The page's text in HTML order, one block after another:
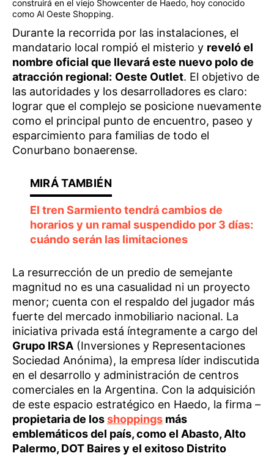
construirá en el viejo Showcenter de Haedo, hoy conocido
como Al Oeste Shopping.
Durante la recorrida por las instalaciones, el
mandatario local rompió el misterio y reveló el
nombre oficial que llevará este nuevo polo de
atracción regional: Oeste Outlet. El objetivo de
las autoridades y los desarrolladores es claro:
lograr que el complejo se posicione nuevamente
como el principal punto de encuentro, paseo y
esparcimiento para familias de todo el
Conurbano bonaerense.
El tren Sarmiento tendrá cambios de
horarios y un ramal suspendido por 3 días:
cuándo serán las limitaciones
La resurrección de un predio de semejante
magnitud no es una casualidad ni un proyecto
menor; cuenta con el respaldo del jugador más
fuerte del mercado inmobiliario nacional. La
iniciativa privada está íntegramente a cargo del
Grupo IRSA (Inversiones y Representaciones
Sociedad Anónima), la empresa líder indiscutida
en el desarrollo y administración de centros
comerciales en la Argentina. Con la adquisición
de este espacio estratégico en Haedo, la firma –
propietaria de losshoppings más
emblemáticos del país, como el Abasto, Alto
Palermo, DOT Baires y el exitoso Distrito